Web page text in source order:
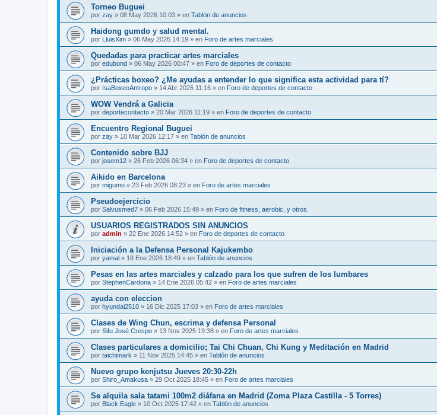
Torneo Buguei
por zay » 08 May 2026 10:03 » en Tablón de anuncios
Haidong gumdo y salud mental.
por LluisXim » 06 May 2026 14:19 » en Foro de artes marciales
Quedadas para practicar artes marciales
por edubond » 06 May 2026 00:47 » en Foro de deportes de contacto
¿Prácticas boxeo? ¿Me ayudas a entender lo que significa esta actividad para tí?
por IsaBoxeoAntropo » 14 Abr 2026 11:16 » en Foro de deportes de contacto
WOW Vendrá a Galicia
por deportecontacto » 20 Mar 2026 11:19 » en Foro de deportes de contacto
Encuentro Regional Buguei
por zay » 10 Mar 2026 12:17 » en Tablón de anuncios
Contenido sobre BJJ
por josem12 » 26 Feb 2026 06:34 » en Foro de deportes de contacto
Aikido en Barcelona
por migumo » 23 Feb 2026 08:23 » en Foro de artes marciales
Pseudoejercicio
por Salvusmed7 » 06 Feb 2026 15:49 » en Foro de fitness, aerobic, y otros.
USUARIOS REGISTRADOS SIN ANUNCIOS
por admin » 22 Ene 2026 14:52 » en Foro de deportes de contacto
Iniciación a la Defensa Personal Kajukembo
por yamal » 18 Ene 2026 18:49 » en Tablón de anuncios
Pesas en las artes marciales y calzado para los que sufren de los lumbares
por StephenCardona » 14 Ene 2026 05:42 » en Foro de artes marciales
ayuda con eleccion
por hyundai2510 » 16 Dic 2025 17:03 » en Foro de artes marciales
Clases de Wing Chun, escrima y defensa Personal
por Sifu José Crespo » 13 Nov 2025 19:38 » en Foro de artes marciales
Clases particulares a domicilio; Tai Chi Chuan, Chi Kung y Meditación en Madrid
por taichimark » 11 Nov 2025 14:45 » en Tablón de anuncios
Nuevo grupo kenjutsu Jueves 20:30-22h
por Shiro_Amakusa » 29 Oct 2025 18:45 » en Foro de artes marciales
Se alquila sala tatami 100m2 diáfana en Madrid (Zoma Plaza Castilla - 5 Torres)
por Black Eagle » 10 Oct 2025 17:42 » en Tablón de anuncios